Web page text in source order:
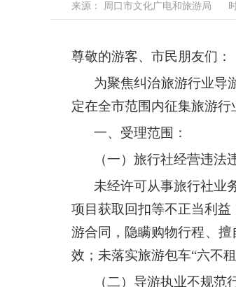
来源： 周口市文化广电和旅游局
尊敬的游客、市民朋友们：
为聚焦纠治旅游行业导
定在全市范围内征集旅游
一、受理范围：
（一）旅行社经营违法
未经许可从事旅行社业
项目获取回扣等不正当利
游合同，隐瞒购物行程、
效；未落实旅游包车“六不租
（二）导游执业不规范